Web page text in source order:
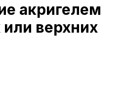
акригелем
верхних